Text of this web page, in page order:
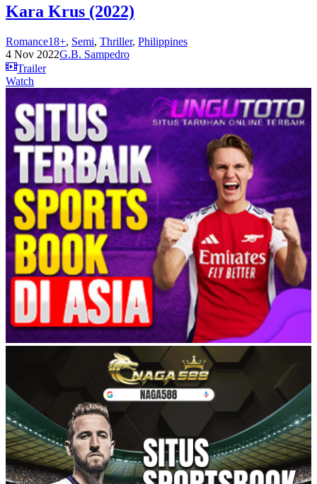
Kara Krus (2022)
Romance18+, Semi, Thriller, Philippines
4 Nov 2022G.B. Sampedro
Trailer
Watch